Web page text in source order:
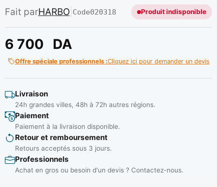
Fait parHARBO| Code020318 Produit indisponible
6 700 DA
Offre spéciale professionnels :Cliquez ici pour demander un devis
Livraison
24h grandes villes, 48h à 72h autres régions.
Paiement
Paiement à la livraison disponible.
Retour et remboursement
Retours acceptés sous 3 jours.
Professionnels
Achat en gros ou besoin d'un devis ? Contactez-nous.